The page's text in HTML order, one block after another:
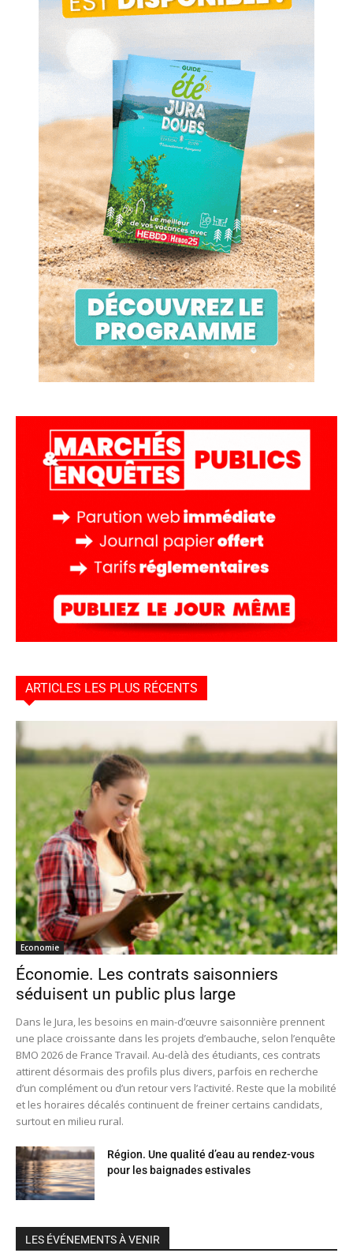
ARTICLES LES PLUS RÉCENTS
Economie
Économie. Les contrats saisonniers
séduisent un public plus large
Dans le Jura, les besoins en main-d’œuvre saisonnière prennent
une place croissante dans les projets d’embauche, selon l’enquête
BMO 2026 de France Travail. Au-delà des étudiants, ces contrats
attirent désormais des profils plus divers, parfois en recherche
d’un complément ou d’un retour vers l’activité. Reste que la mobilité
et les horaires décalés continuent de freiner certains candidats,
surtout en milieu rural.
Région. Une qualité d’eau au rendez-vous
pour les baignades estivales
LES ÉVÉNEMENTS À VENIR